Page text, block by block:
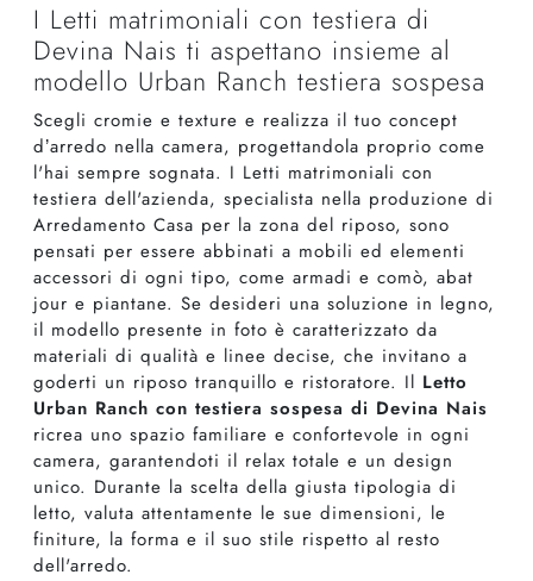
I Letti matrimoniali con testiera di
Devina Nais ti aspettano insieme al
modello Urban Ranch testiera sospesa
Scegli cromie e texture e realizza il tuo concept
d’arredo nella camera, progettandola proprio come
l'hai sempre sognata. I Letti matrimoniali con
testiera dell'azienda, specialista nella produzione di
Arredamento Casa per la zona del riposo, sono
pensati per essere abbinati a mobili ed elementi
accessori di ogni tipo, come armadi e comò, abat
jour e piantane. Se desideri una soluzione in legno,
il modello presente in foto è caratterizzato da
materiali di qualità e linee decise, che invitano a
goderti un riposo tranquillo e ristoratore. Il Letto
Urban Ranch con testiera sospesa di Devina Nais
ricrea uno spazio familiare e confortevole in ogni
camera, garantendoti il relax totale e un design
unico. Durante la scelta della giusta tipologia di
letto, valuta attentamente le sue dimensioni, le
finiture, la forma e il suo stile rispetto al resto
dell'arredo.